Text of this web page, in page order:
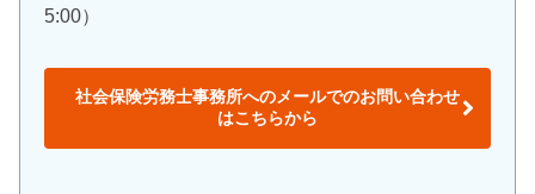
5:00）
社会保険労務士事務所へのメールでのお問い合わせ
はこちらから